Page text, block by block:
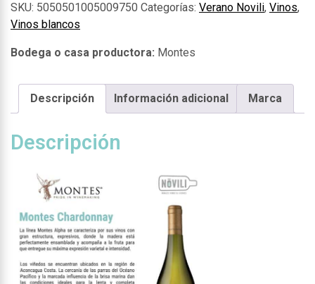
SKU: 5050501005009750 Categorías: Verano Novili, Vinos,
Vinos blancos
Montes
Descripción Información adicional Marca
Descripción